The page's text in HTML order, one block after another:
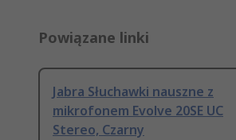
Powiązane linki
Jabra Słuchawki nauszne z
mikrofonem Evolve 20SE UC
Stereo, Czarny